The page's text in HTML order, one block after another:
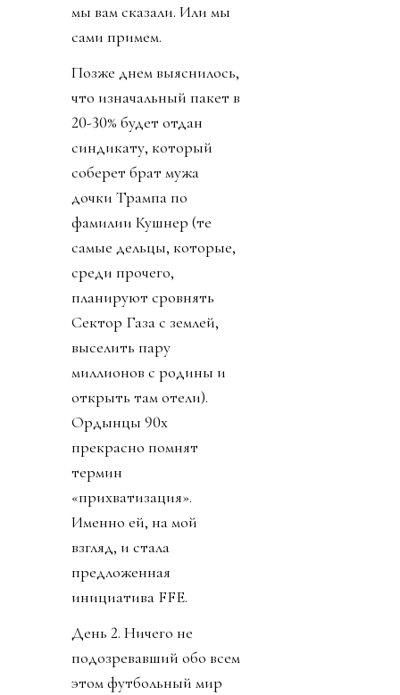
мы вам сказали. Или мы
сами примем.
Позже днем выяснилось,
что изначальный пакет в
20-30% будет отдан
синдикату, который
соберет брат мужа
дочки Трампа по
фамилии Кушнер (те
самые дельцы, которые,
среди прочего,
планируют сровнять
Сектор Газа с землей,
выселить пару
миллионов с родины и
открыть там отели).
Ордынцы 90х
прекрасно помнят
термин
«прихватизация».
Именно ей, на мой
взгляд, и стала
предложенная
инициатива FFE.
День 2. Ничего не
подозревавший обо всем
этом футбольный мир